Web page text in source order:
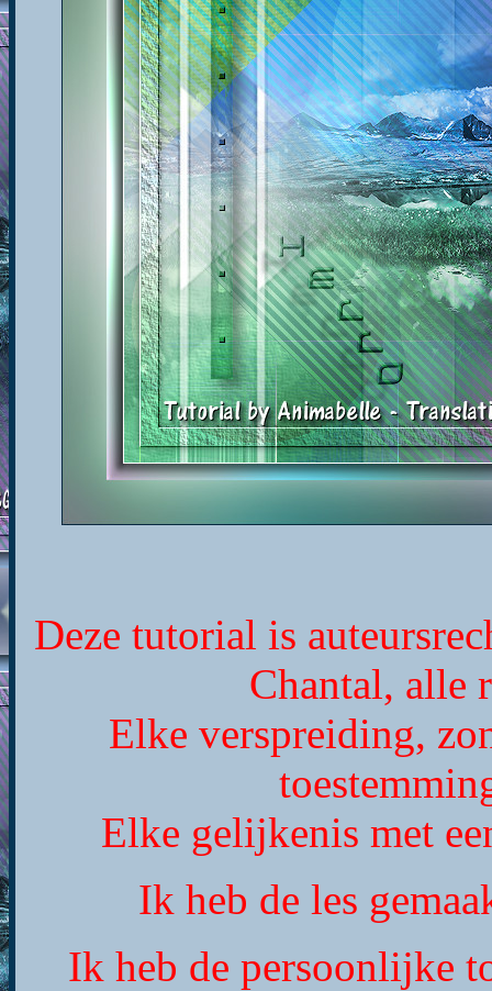
Deze tutorial is
Chantal, alle
Elke verspreiding,
Elke gelijkenis met
Ik heb de les
Ik heb de persoonlijke